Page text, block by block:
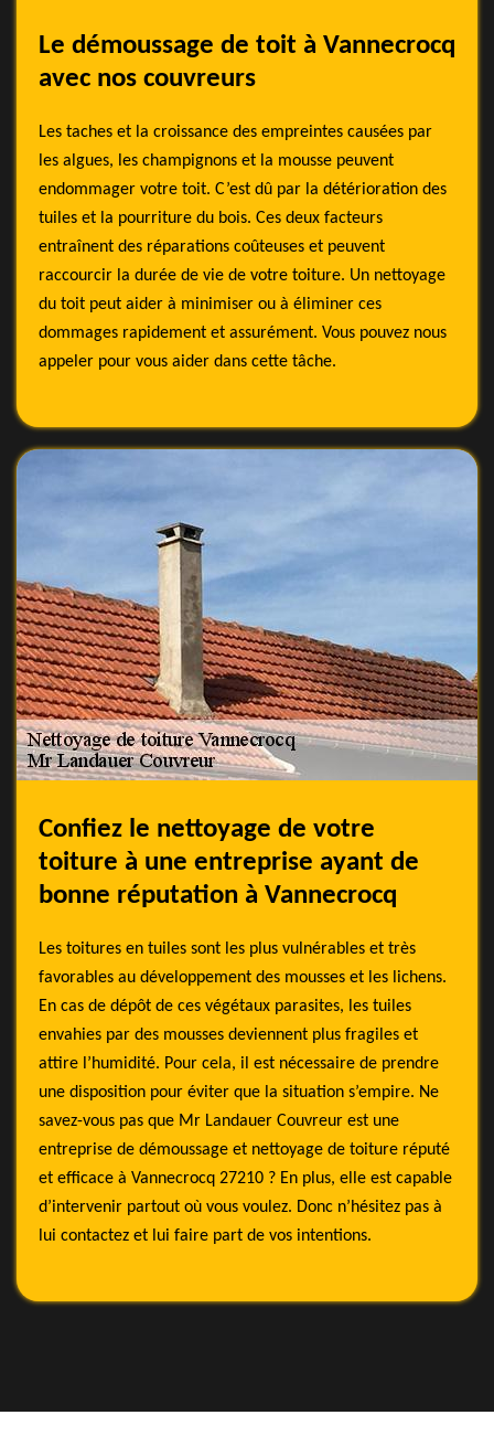
Le démoussage de toit à Vannecrocq
avec nos couvreurs
Les taches et la croissance des empreintes causées par
les algues, les champignons et la mousse peuvent
endommager votre toit. C’est dû par la détérioration des
tuiles et la pourriture du bois. Ces deux facteurs
entraînent des réparations coûteuses et peuvent
raccourcir la durée de vie de votre toiture. Un nettoyage
du toit peut aider à minimiser ou à éliminer ces
dommages rapidement et assurément. Vous pouvez nous
appeler pour vous aider dans cette tâche.
Confiez le nettoyage de votre
toiture à une entreprise ayant de
bonne réputation à Vannecrocq
Les toitures en tuiles sont les plus vulnérables et très
favorables au développement des mousses et les lichens.
En cas de dépôt de ces végétaux parasites, les tuiles
envahies par des mousses deviennent plus fragiles et
attire l’humidité. Pour cela, il est nécessaire de prendre
une disposition pour éviter que la situation s’empire. Ne
savez-vous pas que Mr Landauer Couvreur est une
entreprise de démoussage et nettoyage de toiture réputé
et efficace à Vannecrocq 27210 ? En plus, elle est capable
d’intervenir partout où vous voulez. Donc n’hésitez pas à
lui contactez et lui faire part de vos intentions.